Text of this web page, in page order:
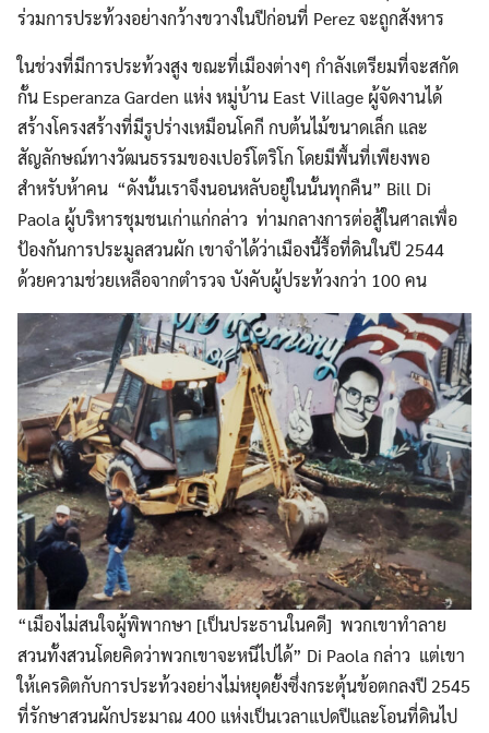
ร่วมการประท้วงอย่างกว้างขวางในปีก่อนที่ Perez จะถูกสังหาร
ในช่วงที่มีการประท้วงสูง ขณะที่เมืองต่างๆ กำลังเตรียมที่จะสกัด
กั้น Esperanza Garden แห่ง หมู่บ้าน East Village ผู้จัดงานได้
สร้างโครงสร้างที่มีรูปร่างเหมือนโคกี กบต้นไม้ขนาดเล็ก และ
สัญลักษณ์ทางวัฒนธรรมของเปอร์โตริโก โดยมีพื้นที่เพียงพอ
สำหรับห้าคน “ดังนั้นเราจึงนอนหลับอยู่ในนั้นทุกคืน” Bill Di
Paola ผู้บริหารชุมชนเก่าแก่กล่าว ท่ามกลางการต่อสู้ในศาลเพื่อ
ป้องกันการประมูลสวนผัก เขาจำได้ว่าเมืองนี้รื้อที่ดินในปี 2544
ด้วยความช่วยเหลือจากตำรวจ บังคับผู้ประท้วงกว่า 100 คน
“เมืองไม่สนใจผู้พิพากษา [เป็นประธานในคดี] พวกเขาทำลาย
สวนทั้งสวนโดยคิดว่าพวกเขาจะหนีไปได้” Di Paola กล่าว แต่เขา
ให้เครดิตกับการประท้วงอย่างไม่หยุดยั้งซึ่งกระตุ้นข้อตกลงปี 2545
ที่รักษาสวนผักประมาณ 400 แห่งเป็นเวลาแปดปีและโอนที่ดินไป